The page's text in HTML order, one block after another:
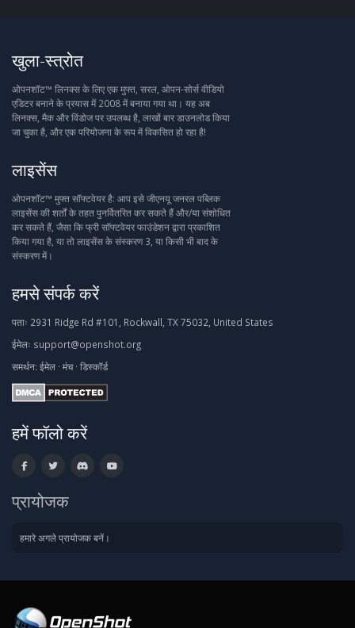
खुला-स्त्रोत
ओपनशॉट™ लिनक्स के लिए एक मुफ्त, सरल, ओपन-सोर्स वीडियो
एडिटर बनाने के प्रयास में 2008 में बनाया गया था। यह अब
लिनक्स, मैक और विंडोज पर उपलब्ध है, लाखों बार डाउनलोड किया
जा चुका है, और एक परियोजना के रूप में विकसित हो रहा है!
लाइसेंस
ओपनशॉट™ मुफ्त सॉफ्टवेयर है: आप इसे जीएनयू जनरल पब्लिक
लाइसेंस की शर्तों के तहत पुनर्वितरित कर सकते हैं और/या संशोधित
कर सकते हैं, जैसा कि फ्री सॉफ्टवेयर फाउंडेशन द्वारा प्रकाशित
किया गया है, या तो लाइसेंस के संस्करण 3, या किसी भी बाद के
संस्करण में।
हमसे संपर्क करें
पताः 2931 Ridge Rd #101, Rockwall, TX 75032, United States
ईमेलः support@openshot.org
समर्थन: ईमेल · मंच· डिस्कॉर्ड
हमें फॉलो करें
प्रायोजक
हमारे अगले प्रायोजक बनें।